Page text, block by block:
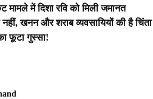
में दिशा रवि को मिली जमानत
खनन और शराब व्यवसायियों की है चिंता
फूटा गुस्सा!